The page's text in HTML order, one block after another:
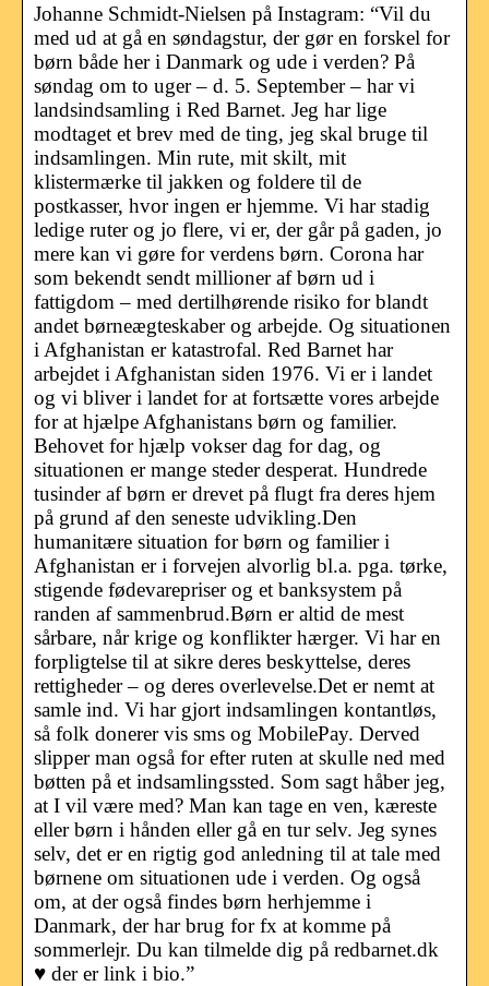
Johanne Schmidt-Nielsen på Instagram: “Vil du
med ud at gå en søndagstur, der gør en forskel for
børn både her i Danmark og ude i verden? På
søndag om to uger – d. 5. September – har vi
landsindsamling i Red Barnet. Jeg har lige
modtaget et brev med de ting, jeg skal bruge til
indsamlingen. Min rute, mit skilt, mit
klistermærke til jakken og foldere til de
postkasser, hvor ingen er hjemme. Vi har stadig
ledige ruter og jo flere, vi er, der går på gaden, jo
mere kan vi gøre for verdens børn. Corona har
som bekendt sendt millioner af børn ud i
fattigdom – med dertilhørende risiko for blandt
andet børneægteskaber og arbejde. Og situationen
i Afghanistan er katastrofal. Red Barnet har
arbejdet i Afghanistan siden 1976. Vi er i landet
og vi bliver i landet for at fortsætte vores arbejde
for at hjælpe Afghanistans børn og familier.
Behovet for hjælp vokser dag for dag, og
situationen er mange steder desperat. Hundrede
tusinder af børn er drevet på flugt fra deres hjem
på grund af den seneste udvikling.Den
humanitære situation for børn og familier i
Afghanistan er i forvejen alvorlig bl.a. pga. tørke,
stigende fødevarepriser og et banksystem på
randen af sammenbrud.Børn er altid de mest
sårbare, når krige og konflikter hærger. Vi har en
forpligtelse til at sikre deres beskyttelse, deres
rettigheder – og deres overlevelse.Det er nemt at
samle ind. Vi har gjort indsamlingen kontantløs,
så folk donerer vis sms og MobilePay. Derved
slipper man også for efter ruten at skulle ned med
bøtten på et indsamlingssted. Som sagt håber jeg,
at I vil være med? Man kan tage en ven, kæreste
eller børn i hånden eller gå en tur selv. Jeg synes
selv, det er en rigtig god anledning til at tale med
børnene om situationen ude i verden. Og også
om, at der også findes børn herhjemme i
Danmark, der har brug for fx at komme på
sommerlejr. Du kan tilmelde dig på redbarnet.dk
♥️ der er link i bio.”